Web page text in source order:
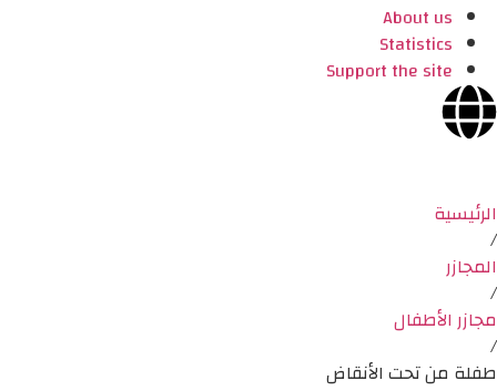
About us
Statistics
Support the site
الرئيسية
/
المجازر
/
مجازر الأطفال
/
طفلة من تحت الأنقاض